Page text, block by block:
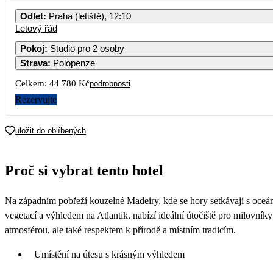
Odlet: Praha (letiště), 12:10
Letový řád
Pokoj: Studio pro 2 osoby
Strava: Polopenze
Celkem: 44 780 Kčpodrobnosti
Rezervujte
uložit do oblíbených
Proč si vybrat tento hotel
Na západním pobřeží kouzelné Madeiry, kde se hory setkávají s
vegetací a výhledem na Atlantik, nabízí ideální útočiště pro
atmosférou, ale také respektem k přírodě a místním tradicím.
Umístění na útesu s krásným výhledem